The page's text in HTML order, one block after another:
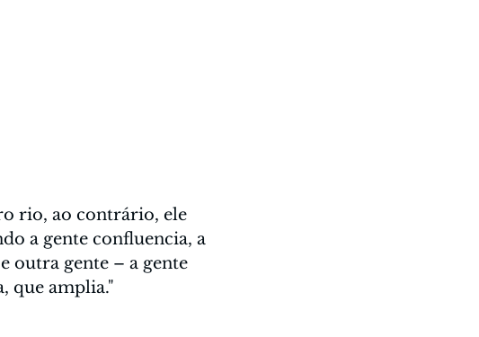
rio, ao contrário, ele
a gente confluencia, a
outra gente – a gente
que amplia."